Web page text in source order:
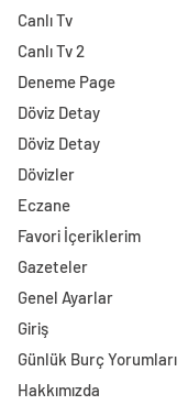
Canlı Tv
Canlı Tv 2
Deneme Page
Döviz Detay
Döviz Detay
Dövizler
Eczane
Favori İçeriklerim
Gazeteler
Genel Ayarlar
Giriş
Günlük Burç Yorumları
Hakkımızda